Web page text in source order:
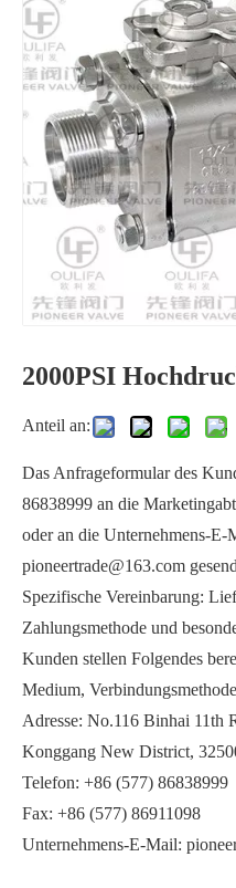
2000PSI Hochleistungs-
2000PSI
Anteil an:
Das Anfrageformular des
86838999 an die
oder an die Unternehmens-E-
pioneertrade@163.com
Spezifische Vereinbarung:
Zahlungsmethode und
Kunden stellen Folgendes
Medium,
Adresse: No.116 Binhai 11th
Konggang New District,
Telefon: +86 (577) 86838999
Fax: +86 (577) 86911098
Unternehmens-E-Mail: